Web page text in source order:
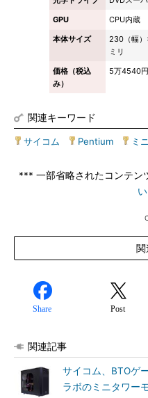
GPU
CPU内蔵
本体サイズ
230（幅）
ミリ
価格（税込
み）
5万4540円
関連キーワード
サイコム Pentium ミ
*** 一部省略されたコンテン
い
関
Share Post
関連記事
サイコム、BTOゲ
ラボのミニタワー